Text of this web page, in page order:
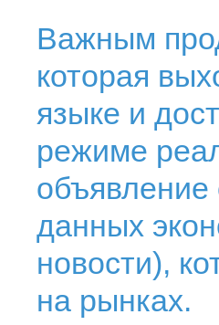
Важным
которая
языке и
режиме
объявление
данных
новости),
на рынках.